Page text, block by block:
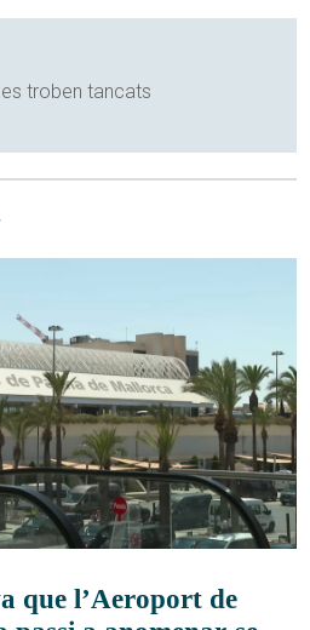
troben tancats
que l’Aeroport de